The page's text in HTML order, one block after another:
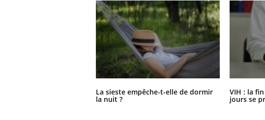
La sieste empêche-t-elle de dormir
la nuit ?
VIH : la
jours se